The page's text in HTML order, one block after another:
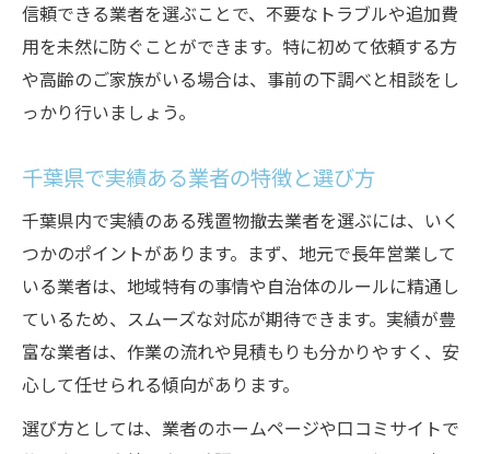
信頼できる業者を選ぶことで、不要なトラブルや追加費
用を未然に防ぐことができます。特に初めて依頼する方
や高齢のご家族がいる場合は、事前の下調べと相談をし
っかり行いましょう。
千葉県で実績ある業者の特徴と選び方
千葉県内で実績のある残置物撤去業者を選ぶには、いく
つかのポイントがあります。まず、地元で長年営業して
いる業者は、地域特有の事情や自治体のルールに精通し
ているため、スムーズな対応が期待できます。実績が豊
富な業者は、作業の流れや見積もりも分かりやすく、安
心して任せられる傾向があります。
選び方としては、業者のホームページや口コミサイトで